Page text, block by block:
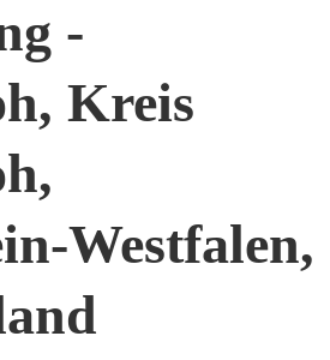
-
Kreis
Westfalen,